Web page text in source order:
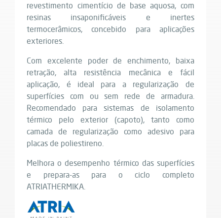
revestimento cimentício de base aquosa, com
resinas insaponificáveis e inertes
termocerâmicos, concebido para aplicações
exteriores.
Com excelente poder de enchimento, baixa
retração, alta resistência mecânica e fácil
aplicação, é ideal para a regularização de
superfícies com ou sem rede de armadura.
Recomendado para sistemas de isolamento
térmico pelo exterior (capoto), tanto como
camada de regularização como adesivo para
placas de poliestireno.
Melhora o desempenho térmico das superfícies
e prepara-as para o ciclo completo
ATRIATHERMIKA.